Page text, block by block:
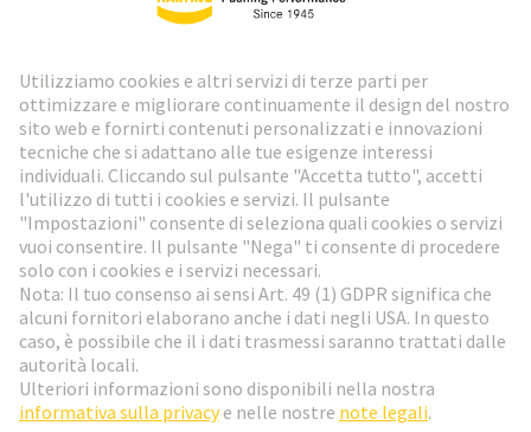
Newsletter HARTING
Vai al registrazione
Social Media
Svizzera Italiano